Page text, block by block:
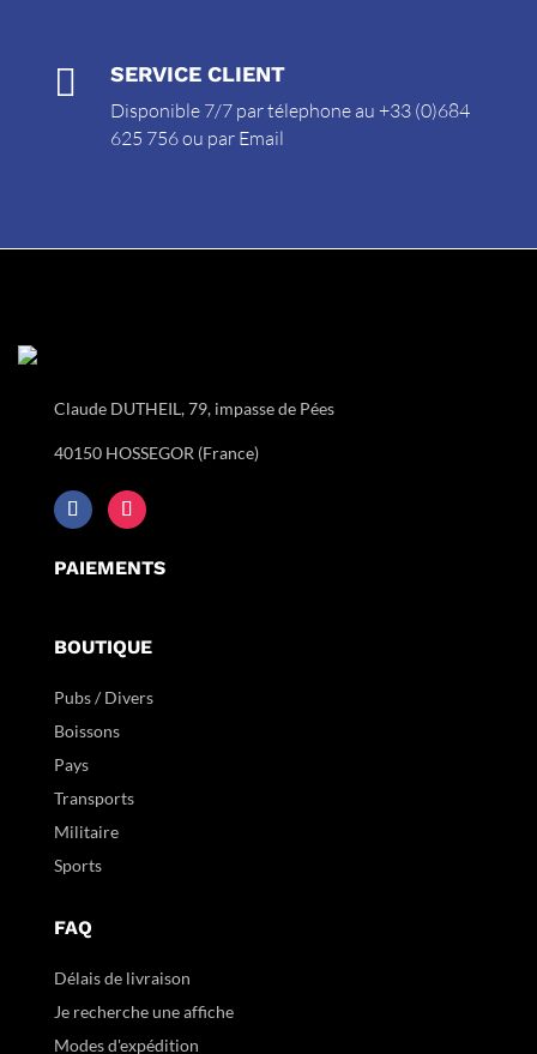
 SERVICE CLIENT
Disponible 7/7 par télephone au +33 (0)684
625 756 ou par Email
Claude DUTHEIL, 79, impasse de Pées
40150 HOSSEGOR (France)
PAIEMENTS
BOUTIQUE
Pubs / Divers
Boissons
Pays
Transports
Militaire
Sports
FAQ
Délais de livraison
Je recherche une affiche
Modes d'expédition